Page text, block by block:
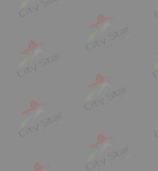
سیتی ستار ئۆنلاین